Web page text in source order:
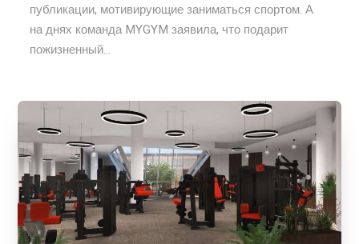
публикации, мотивирующие заниматься спортом. А
на днях команда MYGYM заявила, что подарит
пожизненный...